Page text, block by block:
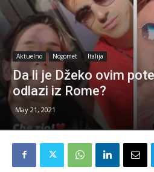
Aktuelno Nogomet Italija
Da li je Džeko ovim
odlazi iz Rome?
May 21, 2021